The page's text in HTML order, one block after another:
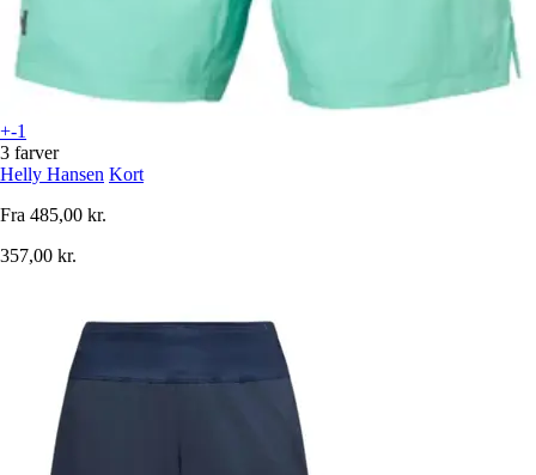
+-1
3 farver
Helly Hansen Kort
Fra 485,00 kr.
357,00 kr.